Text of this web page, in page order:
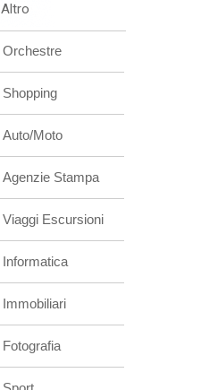
Altro
Orchestre
Shopping
Auto/Moto
Agenzie Stampa
Viaggi Escursioni
Informatica
Immobiliari
Fotografia